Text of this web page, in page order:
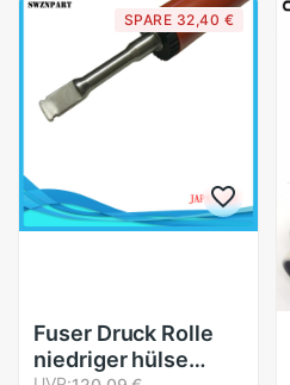
MFC7240 7360
7460 7860
Fax2840
SPARE 32,40 €
Fuser Druck Rolle
niedriger hülse